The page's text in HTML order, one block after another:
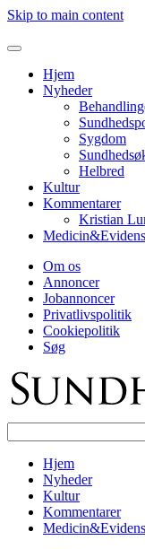
Skip to main content
Hjem
Nyheder
Sygdom
Helbred
Kultur
Kommentarer
Kristian
Medicin&Evidens
Om os
Annoncer
Jobannoncer
Privatlivspolitik
Cookiepolitik
Søg
Hjem
Nyheder
Kultur
Kommentarer
Medicin&Evidens